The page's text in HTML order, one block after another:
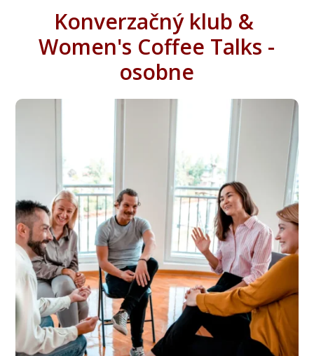
Konverzačný klub &
Women's Coffee Talks -
osobne